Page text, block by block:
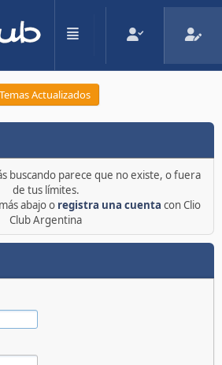
Temas Actualizados
buscando parece que no existe, o fuera
de tus límites.
abajo o registra una cuenta con Clio
Club Argentina